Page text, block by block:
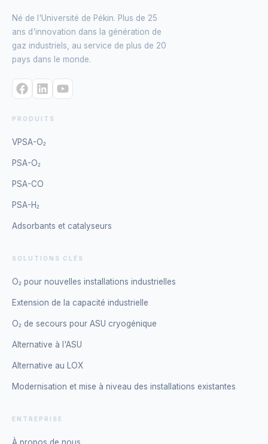
Né de l'Université de Pékin. Plus de 25
ans d'innovation dans la génération de
gaz industriels, au service de plus de 20
pays dans le monde.
PRODUITS
VPSA-O₂
PSA-O₂
PSA-CO
PSA-H₂
Adsorbants et catalyseurs
SOLUTIONS CLÉS
O₂ pour nouvelles installations industrielles
Extension de la capacité industrielle
O₂ de secours pour ASU cryogénique
Alternative à l'ASU
Alternative au LOX
Modernisation et mise à niveau des installations existantes
ENTREPRISE